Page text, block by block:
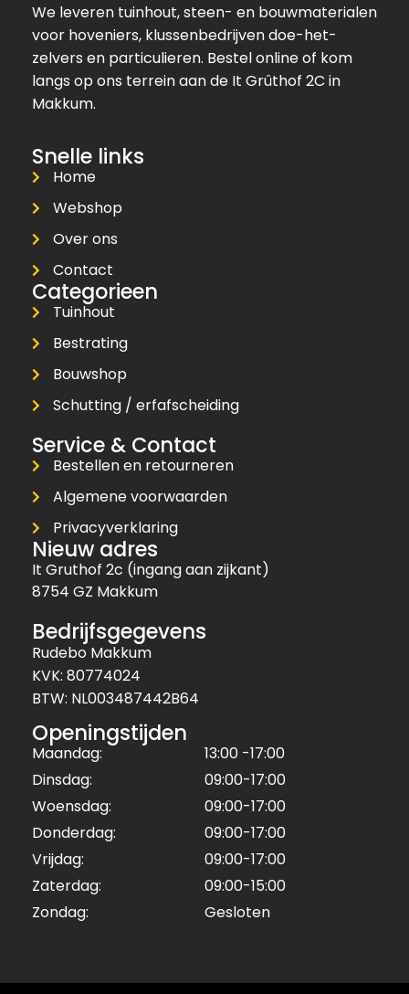
We leveren tuinhout, steen- en bouwmaterialen
voor hoveniers, klussenbedrijven doe-het-
zelvers en particulieren. Bestel online of kom
langs op ons terrein aan de It Grûthof 2C in
Makkum.
Snelle links
Home
Webshop
Over ons
Contact
Categorieen
Tuinhout
Bestrating
Bouwshop
Schutting / erfafscheiding
Service & Contact
Bestellen en retourneren
Algemene voorwaarden
Privacyverklaring
Nieuw adres
It Gruthof 2c (ingang aan zijkant)
8754 GZ Makkum
Bedrijfsgegevens
Rudebo Makkum
KVK: 80774024
BTW: NL003487442B64
Openingstijden
Maandag:
13:00 -17:00
Dinsdag:
09:00-17:00
Woensdag:
09:00-17:00
Donderdag:
09:00-17:00
Vrijdag:
09:00-17:00
Zaterdag:
09:00-15:00
Zondag:
Gesloten